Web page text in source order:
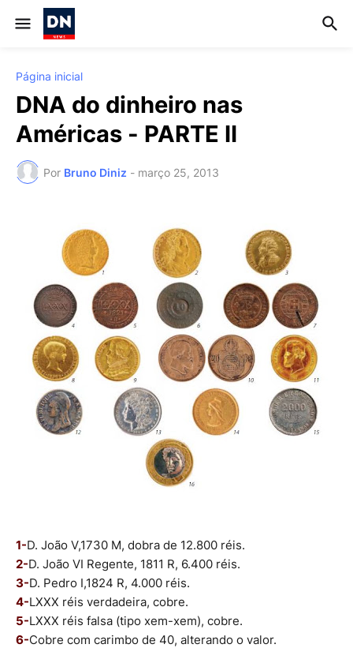
Página inicial
DNA do dinheiro nas
Américas - PARTE II
Por Bruno Diniz - março 25, 2013
1-D. João V,1730 M, dobra de 12.800 réis.
2-D. João VI Regente, 1811 R, 6.400 réis.
3-D. Pedro I,1824 R, 4.000 réis.
4-LXXX réis verdadeira, cobre.
5-LXXX réis falsa (tipo xem-xem), cobre.
6-Cobre com carimbo de 40, alterando o valor.